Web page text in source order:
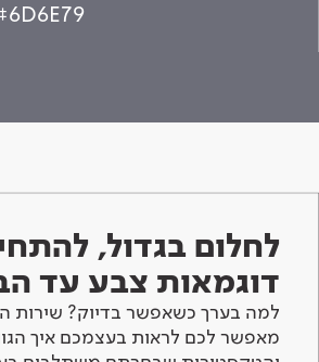
לחלום בגדול,
דוגמאות צבע עד
למה בערך כשאפשר בדיוק? שירות
מאפשר לכם לראות בעצמכם איך